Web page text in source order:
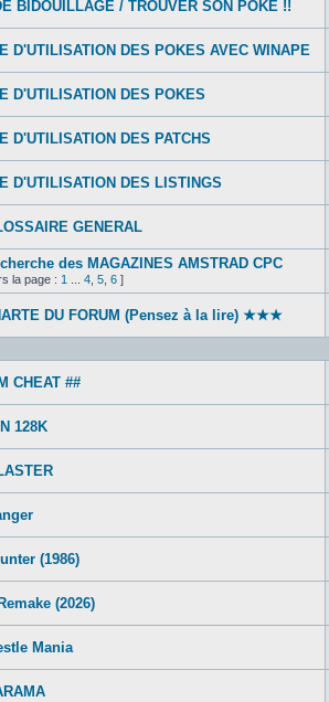
BIDOUILLAGE / TROUVER SON POKE !!
D'UTILISATION DES POKES AVEC WINAPE
D'UTILISATION DES POKES
D'UTILISATION DES PATCHS
D'UTILISATION DES LISTINGS
GENERAL
des MAGAZINES AMSTRAD CPC
la page : 1 4 5 6 ]
DU FORUM (Pensez à la lire) ★★★
CHEAT ##
128K
(1986)
(2026)
Mania